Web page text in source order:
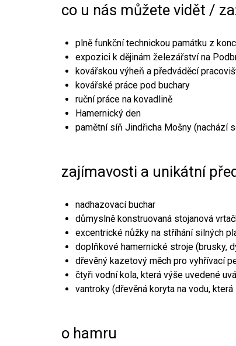
co u nás můžete vidět /
plně funkční technickou památku z
expozici k dějinám železářství na
kovářskou výheň a předváděcí
kovářské práce pod buchary
ruční práce na kovadlině
Hamernický den
pamětní síň Jindřicha Mošny (nachází
zajímavosti a unikátní
nadhazovací buchar
důmyslně konstruovaná stojanová
excentrické nůžky na stříhání silných
doplňkové hamernické stroje (brusky,
dřevěný kazetový měch pro vyhřívací
čtyři vodní kola, která výše uvedené
vantroky (dřevěná koryta na vodu,
o hamru